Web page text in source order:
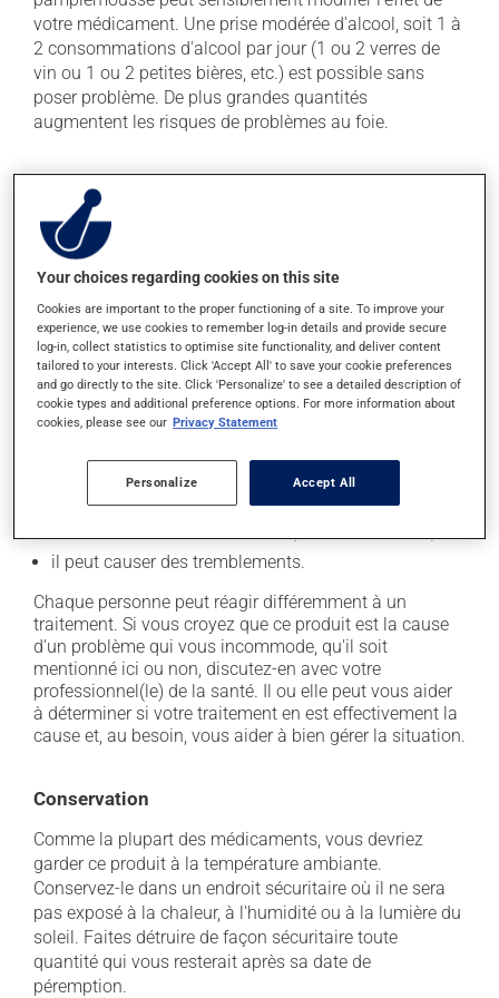
votre médicament. Une prise modérée d'alcool, soit 1 à
2 consommations d'alcool par jour (1 ou 2 verres de
vin ou 1 ou 2 petites bières, etc.) est possible sans
poser problème. De plus grandes quantités
augmentent les risques de problèmes au foie.
Effets indésirables
En plus de ses effets recherchés, ce produit peut à
l'occasion entraîner certains effets indésirables (effets
secondaires), notamment :
il peut causer des maux de tête;
il peut causer des étourdissements - levez-vous
lentement et soyez prudent avant de prendre le
volant;
il peut parfois endormir ou empêcher de dormir! -
réagissez;
il peut rendre plus nerveux ou anxieux;
il peut causer des tremblements.
Chaque personne peut réagir différemment à un
traitement. Si vous croyez que ce produit est la cause
d'un problème qui vous incommode, qu'il soit
mentionné ici ou non, discutez-en avec votre
professionnel(le) de la santé. Il ou elle peut vous aider
à déterminer si votre traitement en est effectivement la
cause et, au besoin, vous aider à bien gérer la situation.
Conservation
Comme la plupart des médicaments, vous devriez
garder ce produit à la température ambiante.
Conservez-le dans un endroit sécuritaire où il ne sera
pas exposé à la chaleur, à l'humidité ou à la lumière du
soleil. Faites détruire de façon sécuritaire toute
quantité qui vous resterait après sa date de
péremption.
Your choices regarding cookies on this site
Cookies are important to the proper functioning of a site. To improve your
experience, we use cookies to remember log-in details and provide secure
log-in, collect statistics to optimise site functionality, and deliver content
tailored to your interests. Click 'Accept All' to save your cookie preferences
and go directly to the site. Click 'Personalize' to see a detailed description of
cookie types and additional preference options. For more information about
cookies, please see our Privacy Statement
Personalize Accept All